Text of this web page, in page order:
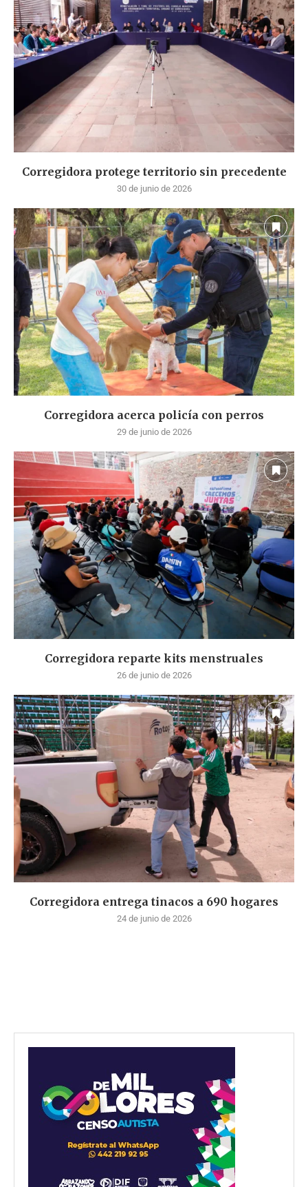
Corregidora protege territorio sin precedente
30 de junio de 2026
Corregidora acerca policía con perros
29 de junio de 2026
Corregidora reparte kits menstruales
26 de junio de 2026
Corregidora entrega tinacos a 690 hogares
24 de junio de 2026